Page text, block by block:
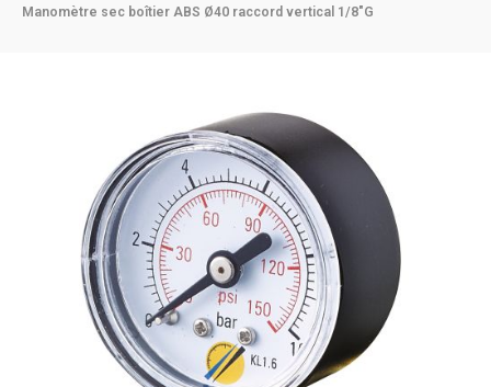
Manomètre sec boîtier ABS Ø40 raccord vertical 1/8"G